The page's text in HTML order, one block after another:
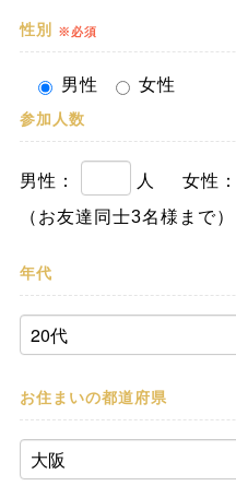
性別 ※必須
男性 女性
参加人数
男性： 人 女性：
（お友達同士3名様まで）
年代
お住まいの都道府県